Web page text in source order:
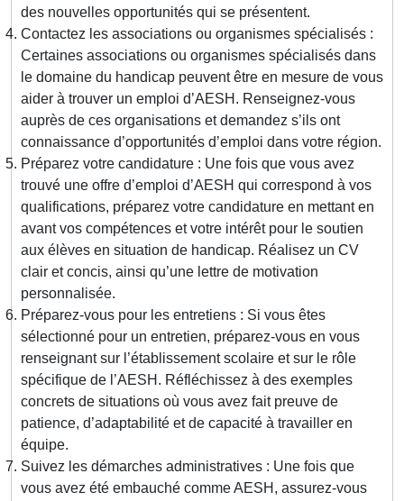
des nouvelles opportunités qui se présentent.
Contactez les associations ou organismes spécialisés :
Certaines associations ou organismes spécialisés dans
le domaine du handicap peuvent être en mesure de vous
aider à trouver un emploi d’AESH. Renseignez-vous
auprès de ces organisations et demandez s’ils ont
connaissance d’opportunités d’emploi dans votre région.
Préparez votre candidature : Une fois que vous avez
trouvé une offre d’emploi d’AESH qui correspond à vos
qualifications, préparez votre candidature en mettant en
avant vos compétences et votre intérêt pour le soutien
aux élèves en situation de handicap. Réalisez un CV
clair et concis, ainsi qu’une lettre de motivation
personnalisée.
Préparez-vous pour les entretiens : Si vous êtes
sélectionné pour un entretien, préparez-vous en vous
renseignant sur l’établissement scolaire et sur le rôle
spécifique de l’AESH. Réfléchissez à des exemples
concrets de situations où vous avez fait preuve de
patience, d’adaptabilité et de capacité à travailler en
équipe.
Suivez les démarches administratives : Une fois que
vous avez été embauché comme AESH, assurez-vous